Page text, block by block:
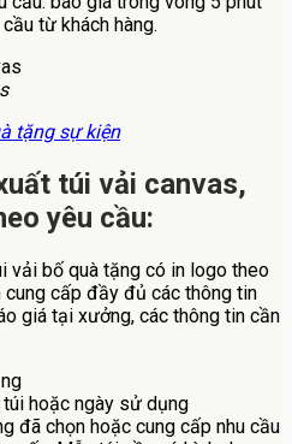
từ khách hàng.
tặng sự kiện
túi vải canvas,
yêu cầu:
vải bố quà tặng có in logo theo
cung cấp đầy đủ các thông tin
giá tại xưởng, các thông tin cần
hoặc ngày sử dụng
đã chọn hoặc cung cấp nhu cầu